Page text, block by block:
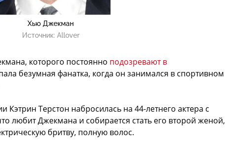
Хью Джекман
Источник: Allover
которого постоянно подозревают в
безумная фанатка, когда он занимался в спортивном
Кэтрин Терстон набросилась на 44-летнего актера с
любит Джекмана и собирается стать его второй женой,
бритву, полную волос.